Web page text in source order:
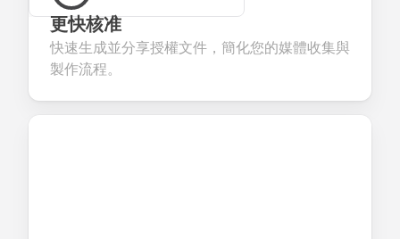
更快核准
快速生成並分享授權文件，簡化您的媒體收集與
製作流程。